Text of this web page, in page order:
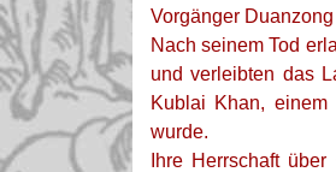
Vorgänger
Nach seinem Tod
und verleibten das
Kublai Khan,
wurde.
Ihre Herrschaft